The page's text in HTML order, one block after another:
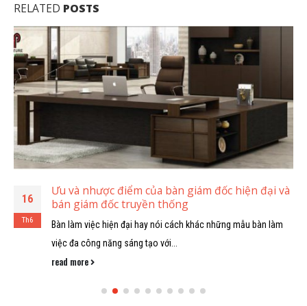
RELATED POSTS
16
Th6
Ưu và nhược điểm của bàn giám đốc hiện đại và
bán giám đốc truyền thống
Bàn làm việc hiện đại hay nói cách khác những mẫu bàn làm
việc đa công năng sáng tạo với...
read more